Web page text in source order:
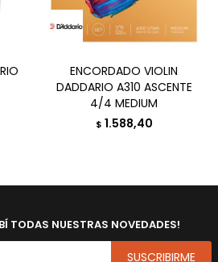
ENCORDADO VIOLIN
DADDARIO A310 ASCENTE
4/4 MEDIUM
$ 1.588,40
TODAS NUESTRAS NOVEDADES!
SUSCRIBIRME